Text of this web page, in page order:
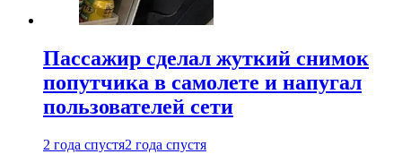
Пассажир сделал жуткий снимок
попутчика в самолете и напугал
пользователей сети
2 года спустя2 года спустя